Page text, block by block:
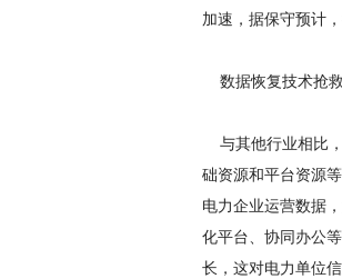
加速，据保守预计
数据恢复技术抢
与其他行业相比，
础资源和平台资源
电力企业运营数据
化平台、协同办公
长，这对电力单位